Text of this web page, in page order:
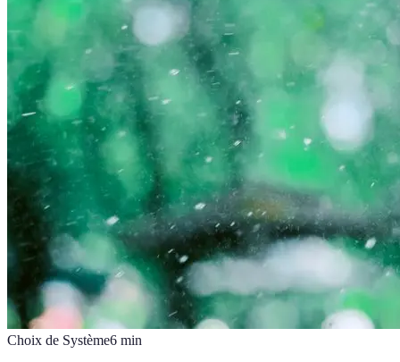
Choix de Système6 min